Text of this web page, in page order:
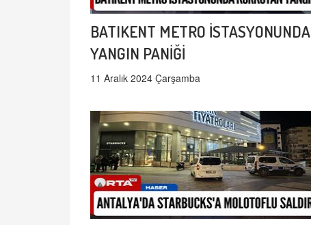
BATIKENT METRO İSTASYONUNDA
YANGIN PANİĞİ
11 Aralık 2024 Çarşamba